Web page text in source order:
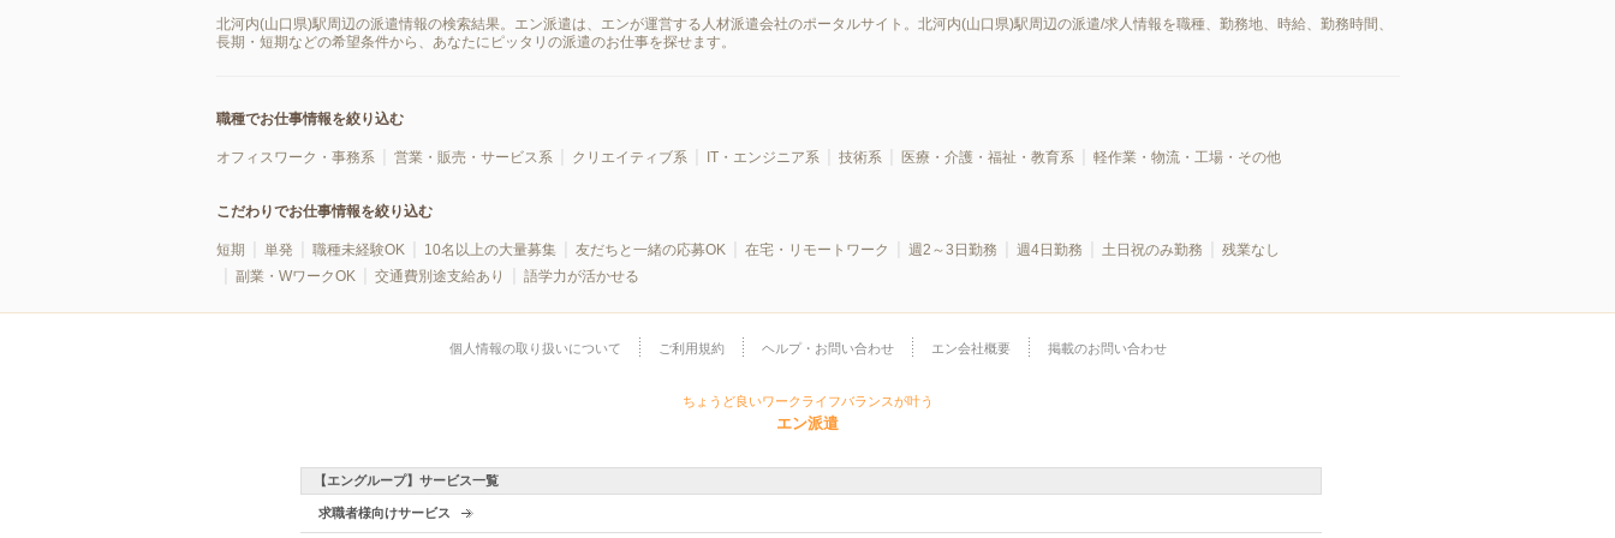
北河内(山口県)駅周辺の派遣情報の検索結果。エン派遣は、エンが運営する人材派遣会社のポータルサイト。北河内(山口県)駅周辺の派遣/求人情報を職種、勤務地、時給、勤務時間、
長期・短期などの希望条件から、あなたにピッタリの派遣のお仕事を探せます。
職種でお仕事情報を絞り込む
オフィスワーク・事務系 営業・販売・サービス系 クリエイティブ系 IT・エンジニア系 技術系 医療・介護・福祉・教育系 軽作業・物流・工場・その他
こだわりでお仕事情報を絞り込む
短期 単発 職種未経験OK 10名以上の大量募集 友だちと一緒の応募OK 在宅・リモートワーク 週2～3日勤務 週4日勤務 土日祝のみ勤務
残業なし
副業・WワークOK
交通費別途支給あり 語学力が活かせる
個人情報の取り扱いについて ご利用規約 ヘルプ・お問い合わせ エン会社概要 掲載のお問い合わせ
ちょうど良いワークライフバランスが叶う
エン派遣
【エングループ】サービス一覧
求職者様向けサービス